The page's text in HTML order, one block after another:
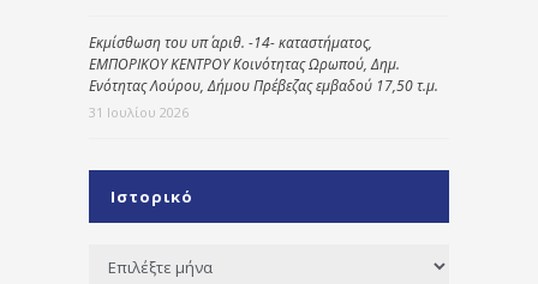
Εκμίσθωση του υπ΄ αριθ. -14- καταστήματος,
ΕΜΠΟΡΙΚΟΥ ΚΕΝΤΡΟΥ Κοινότητας Ωρωπού, Δημ.
Ενότητας Λούρου, Δήμου Πρέβεζας εμβαδού 17,50 τ.μ.
31 Ιουλίου 2026
Ιστορικό
Ιστορικό